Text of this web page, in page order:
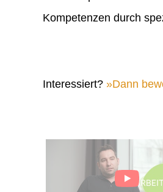
Kompetenzen durch
Interessiert? Dann